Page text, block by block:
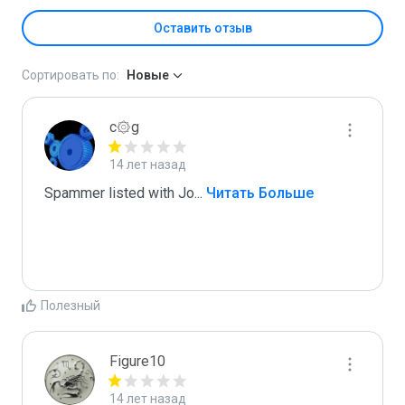
Оставить отзыв
Сортировать по: Новые
c۞g
14 лет назад
Spammer listed with Jo... Читать Больше
Полезный
Figure10
14 лет назад